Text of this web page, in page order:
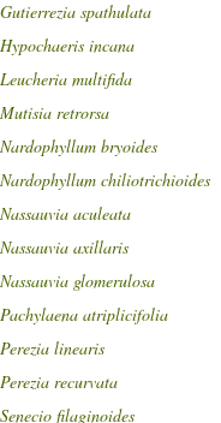
Gutierrezia spathulata
Hypochaeris incana
Leucheria multifida
Mutisia retrorsa
Nardophyllum bryoides
Nardophyllum chiliotrichioides
Nassauvia aculeata
Nassauvia axillaris
Nassauvia glomerulosa
Pachylaena atriplicifolia
Perezia linearis
Perezia recurvata
Senecio filaginoides